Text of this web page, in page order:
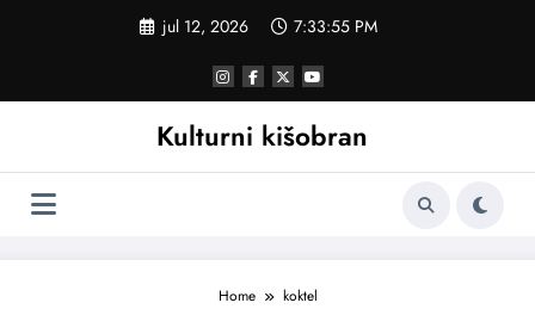
jul 12, 2026 7:33:55 PM
Kulturni kišobran
Home koktel